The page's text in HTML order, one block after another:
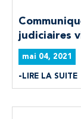
judiciaires
mai 04, 2021
LIRE LA SUITE